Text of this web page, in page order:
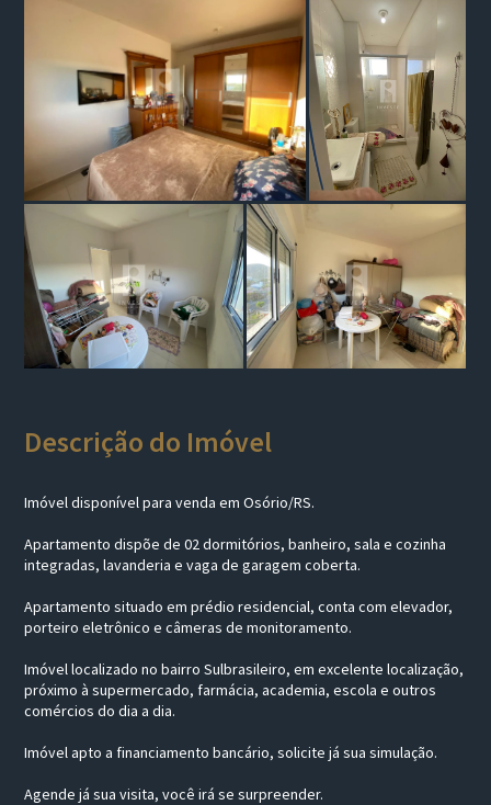
Descrição do Imóvel
Imóvel disponível para venda em Osório/RS.
Apartamento dispõe de 02 dormitórios, banheiro, sala e cozinha
integradas, lavanderia e vaga de garagem coberta.
Apartamento situado em prédio residencial, conta com elevador,
porteiro eletrônico e câmeras de monitoramento.
Imóvel localizado no bairro Sulbrasileiro, em excelente localização,
próximo à supermercado, farmácia, academia, escola e outros
comércios do dia a dia.
Imóvel apto a financiamento bancário, solicite já sua simulação.
Agende já sua visita, você irá se surpreender.